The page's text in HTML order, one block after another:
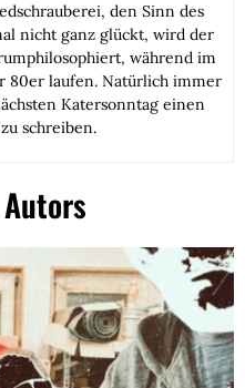
den Sinn des
nicht ganz glückt, wird der
während im
80er laufen. Natürlich immer
Katersonntag einen
schreiben.